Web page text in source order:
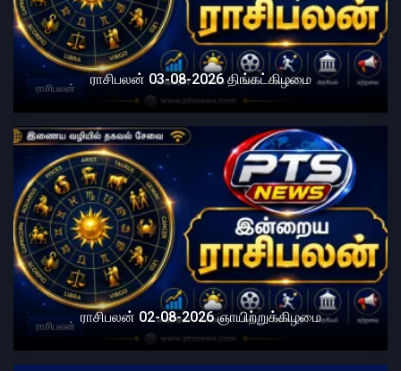
ராசிபலன்
ராசிபலன் 03-08-2026 திங்கட்கிழமை
ராசிபலன்
ராசிபலன் 02-08-2026 ஞாயிற்றுக்கிழமை